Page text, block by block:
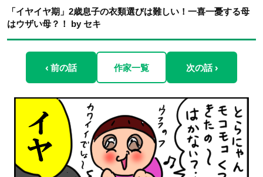
「イヤイヤ期」2歳息子の衣類選びは難しい！一喜一憂する母
はウザい母？！ by セキ
‹ 前の話 作家一覧 次の話 ›